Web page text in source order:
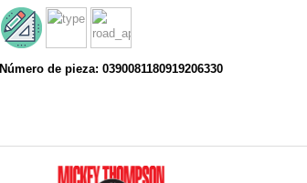
Número de pieza: 0390081180919206330